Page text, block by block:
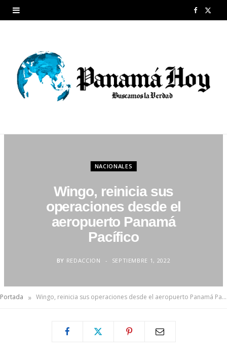
F
b
NACIONALES
Wingo, reinicia sus
operaciones desde el
aeropuerto Panamá
Pacífico
BY REDACCION SEPTIEMBRE 1, 2022
Portada » Wingo, reinicia sus operaciones desde el aeropuerto Panamá Pacífico